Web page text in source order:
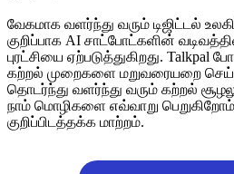
வேகமாக வளர்ந்து வரும் டிஜிட்டல்
குறிப்பாக AI சாட்போட்களின்
புரட்சியை ஏற்படுத்துகிறது.
கற்றல் முறைகளை மறுவரையறை
தொடர்ந்து வளர்ந்து வரும் கற்றல்
நாம் மொழிகளை எவ்வாறு
குறிப்பிடத்தக்க மாற்றம்.